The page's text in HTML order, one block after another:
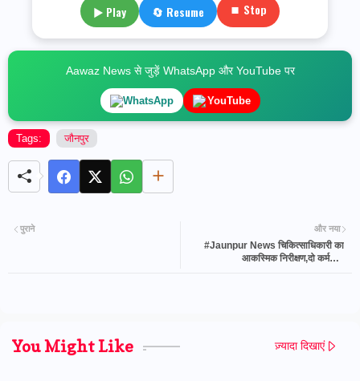
▶ Play 🔄 Resume ⏹ Stop
Aawaz News से जुड़ें WhatsApp और YouTube पर
WhatsApp YouTube
Tags: जौनपुर
और नया
#Jaunpur News चिकित्साधिकारी का
आकस्मिक निरीक्षण,दो कर्मचारी
पुराने
You Might Like ज़्यादा दिखाएं